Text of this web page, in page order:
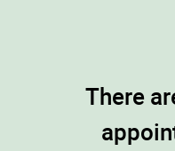
There